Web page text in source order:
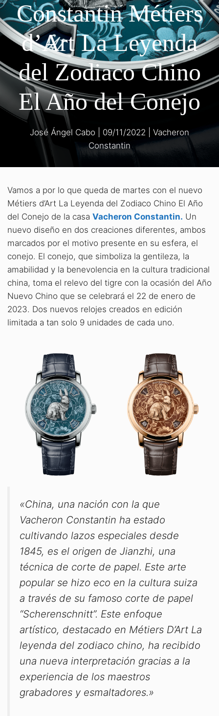
Constantin Métiers
d’Art La Leyenda
del Zodiaco Chino
El Año del Conejo
José Ángel Cabo 09/11/2022
Vacheron
Constantin
Vamos a por lo que queda de martes con el nuevo
Métiers d’Art La Leyenda del Zodiaco Chino El Año
del Conejo de la casa Vacheron Constantin. Un
nuevo diseño en dos creaciones diferentes, ambos
marcados por el motivo presente en su esfera, el
conejo. El conejo, que simboliza la gentileza, la
amabilidad y la benevolencia en la cultura tradicional
china, toma el relevo del tigre con la ocasión del Año
Nuevo Chino que se celebrará el 22 de enero de
2023. Dos nuevos relojes creados en edición
limitada a tan solo 9 unidades de cada uno.
«China, una nación con la que
Vacheron Constantin ha estado
cultivando lazos especiales desde
1845, es el origen de Jianzhi, una
técnica de corte de papel. Este arte
popular se hizo eco en la cultura suiza
a través de su famoso corte de papel
“Scherenschnitt”. Este enfoque
artístico, destacado en Métiers D’Art La
leyenda del zodiaco chino, ha recibido
una nueva interpretación gracias a la
experiencia de los maestros
grabadores y esmaltadores.»